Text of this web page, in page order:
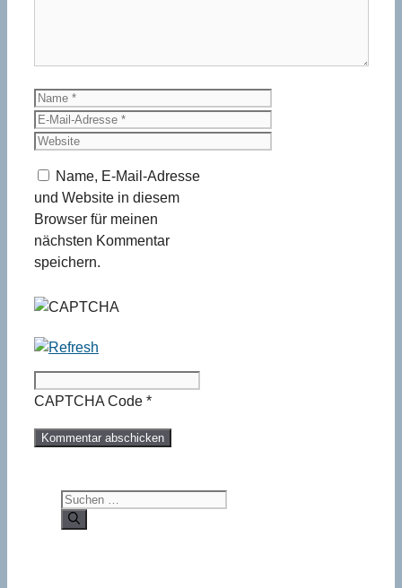
Name
E-
Mail-
Website
Name, E-Mail-Adresse
und Website in diesem
Browser für meinen
nächsten Kommentar
speichern.
CAPTCHA Code *
Suchen
nach: